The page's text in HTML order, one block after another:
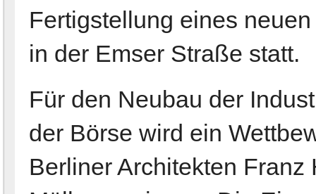
Fertigstellung eines
in der Emser Straße statt.
Für den Neubau der
der Börse wird ein
Berliner Architekten